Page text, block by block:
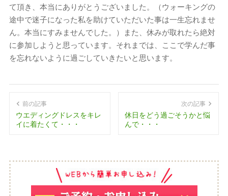
て頂き、本当にありがとうございました。（ウォーキングの
途中で迷子になった私を助けていただいた事は一生忘れませ
ん。本当にすみませんでした。）また、休みが取れたら絶対
に参加しようと思っています。それまでは、ここで学んだ事
を忘れないように過ごしていきたいと思います。
前の記事
ウエディングドレスをキレ
イに着たくて・・・
次の記事
休日をどう過ごそうかと悩
んで・・・